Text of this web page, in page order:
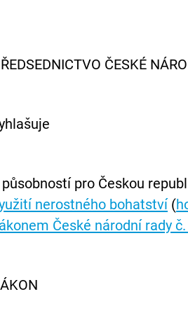
ČESKÉ
pro Českou
nerostného bohatství(
České národní rady